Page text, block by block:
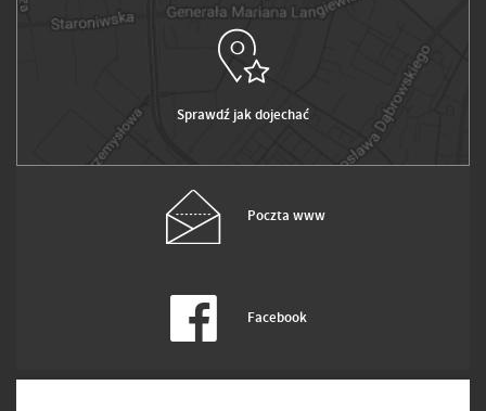
Sprawdź jak dojechać
Poczta www
Facebook